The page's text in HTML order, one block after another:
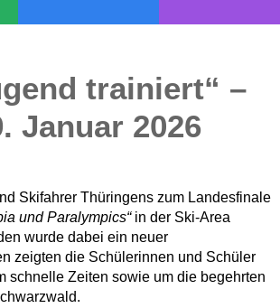
trainiert“ –
Januar 2026
Skifahrer Thüringens zum Landesfinale
und Paralympics“in der Ski-Area
wurde dabei ein neuer
zeigten die Schülerinnen und Schüler
schnelle Zeiten sowie um die begehrten
.